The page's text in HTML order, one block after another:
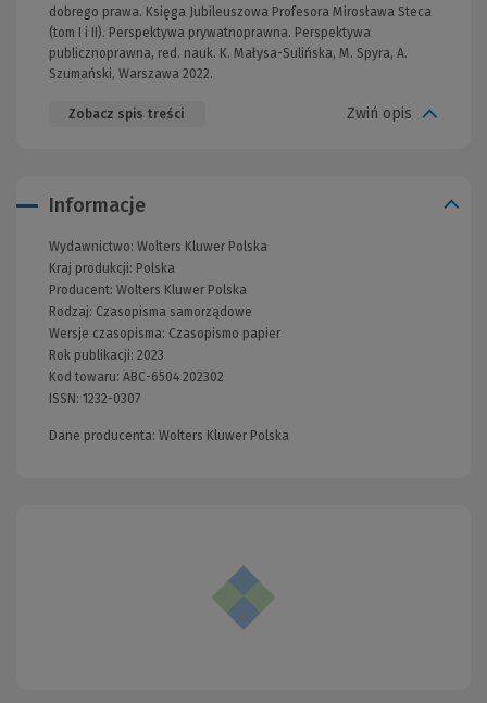
dobrego prawa. Księga Jubileuszowa Profesora Mirosława Steca
(tom I i II). Perspektywa prywatnoprawna. Perspektywa
publicznoprawna, red. nauk. K. Małysa-Sulińska, M. Spyra, A.
Szumański, Warszawa 2022.
Zobacz spis treści Zwiń opis
Informacje
Wydawnictwo: Wolters Kluwer Polska
Kraj produkcji: Polska
Producent: Wolters Kluwer Polska
Rodzaj: Czasopisma samorządowe
Wersje czasopisma: Czasopismo papier
Rok publikacji: 2023
Kod towaru: ABC-6504 202302
ISSN: 1232-0307
Dane producenta: Wolters Kluwer Polska